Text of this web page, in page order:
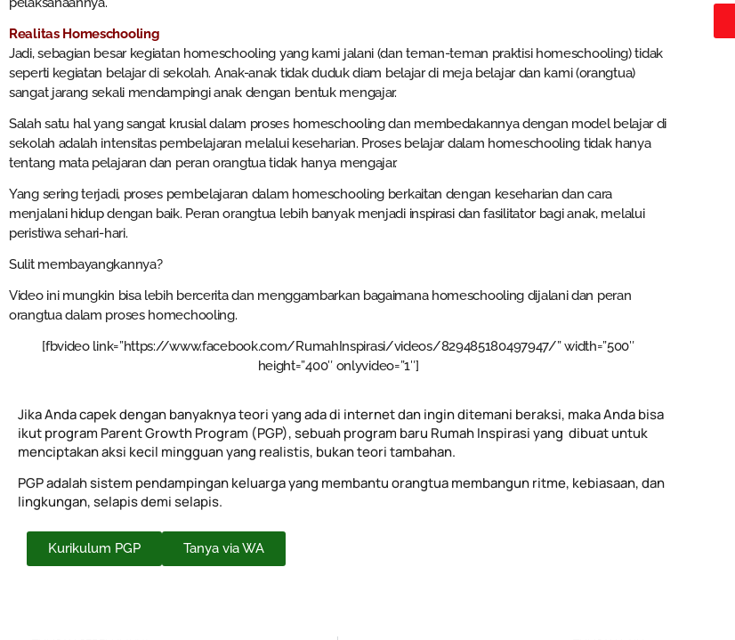
Realitas Homeschooling
Jadi, sebagian besar kegiatan homeschooling yang kami jalani (dan teman-teman praktisi homeschooling) tidak
seperti kegiatan belajar di sekolah. Anak-anak tidak duduk diam belajar di meja belajar dan kami (orangtua)
sangat jarang sekali mendampingi anak dengan bentuk mengajar.
Salah satu hal yang sangat krusial dalam proses homeschooling dan membedakannya dengan model belajar di
sekolah adalah intensitas pembelajaran melalui keseharian. Proses belajar dalam homeschooling tidak hanya
tentang mata pelajaran dan peran orangtua tidak hanya mengajar.
Yang sering terjadi, proses pembelajaran dalam homeschooling berkaitan dengan keseharian dan cara
menjalani hidup dengan baik. Peran orangtua lebih banyak menjadi inspirasi dan fasilitator bagi anak, melalui
peristiwa sehari-hari.
Sulit membayangkannya?
Video ini mungkin bisa lebih bercerita dan menggambarkan bagaimana homeschooling dijalani dan peran
orangtua dalam proses homechooling.
[fbvideo link=”https://www.facebook.com/RumahInspirasi/videos/829485180497947/” width=”500″
height=”400″ onlyvideo=”1″]
Jika Anda capek dengan banyaknya teori yang ada di internet dan ingin ditemani beraksi, maka Anda bisa
ikut program Parent Growth Program (PGP), sebuah program baru Rumah Inspirasi yang dibuat untuk
menciptakan aksi kecil mingguan yang realistis, bukan teori tambahan.
PGP adalah sistem pendampingan keluarga yang membantu orangtua membangun ritme, kebiasaan, dan
lingkungan, selapis demi selapis.
Kurikulum PGP Tanya via WA